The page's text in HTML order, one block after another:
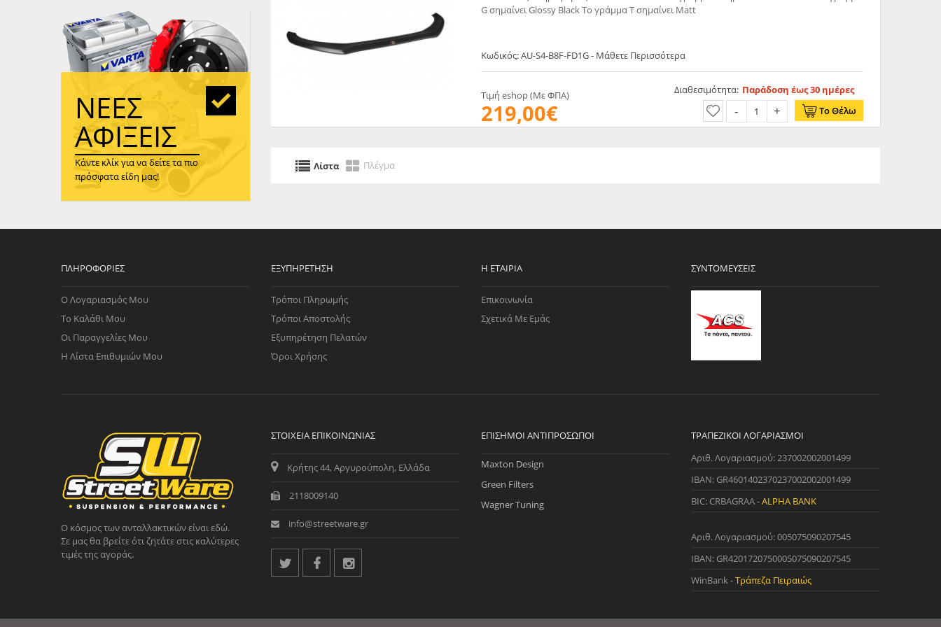
CUPRA
ΑΝΤΛΊΑ ΒΕΝΖΊΝΗΣ
ΛΕΊΠΤΗΣ ΥΠΟΠΊΕΣΗΣ
ΚΆΛΥΜΜΑ
ΨΕΥΤΟΚΆΠΑΚΟΥ
ΒΆΣΕΙΣ ΜΗΧΑΝΉΣ
ΝΈΕΣ
ΑΦΊΞΕΙΣ
Κάντε κλίκ για να δείτε τα πιο
πρόσφατα είδη μας!
G σημαίνει Glossy Black Το γράμμα T σημαίνει Matt
Κωδικός: AU-S4-B8F-FD1G - Μάθετε Περισσότερα
Τιμή eshop (Με ΦΠΑ)
219,00€
Διαθεσιμότητα: Παράδοση έως 30 ημέρες
Το Θέλω
Λίστα Πλέγμα
ΠΛΗΡΟΦΟΡΊΕΣ
Ο Λογαριασμός Μου
Το Καλάθι Μου
Οι Παραγγελίες Μου
Η Λίστα Επιθυμιών Μου
ΕΞΥΠΗΡΈΤΗΣΗ
Τρόποι Πληρωμής
Τρόποι Αποστολής
Εξυπηρέτηση Πελατών
Όροι Χρήσης
Η ΕΤΑΙΡΊΑ
Επικοινωνία
Σχετικά Με Εμάς
ΣΥΝΤΟΜΕΎΣΕΙΣ
Ο κόσμος των ανταλλακτικών είναι εδώ.
Σε μας θα βρείτε ότι ζητάτε στις καλύτερες
τιμές της αγοράς.
ΣΤΟΙΧΕΊΑ ΕΠΙΚΟΙΝΩΝΊΑΣ
Κρήτης 44, Αργυρούπολη, Ελλάδα
2118009140
info@streetware.gr
ΕΠΊΣΗΜΟΙ ΑΝΤΙΠΡΌΣΩΠΟΙ
Maxton Design
Green Filters
Wagner Tuning
ΤΡΑΠΕΖΙΚΟΊ ΛΟΓΑΡΙΑΣΜΟΊ
Αριθ. Λογαριασμού: 237002002001499
IBAN: GR4601402370237002002001499
BIC: CRBAGRAA -ALPHA BANK
Αριθ. Λογαριασμού: 005075090207545
IBAN: GR4201720750005075090207545
WinBank -Τράπεζα Πειραιώς